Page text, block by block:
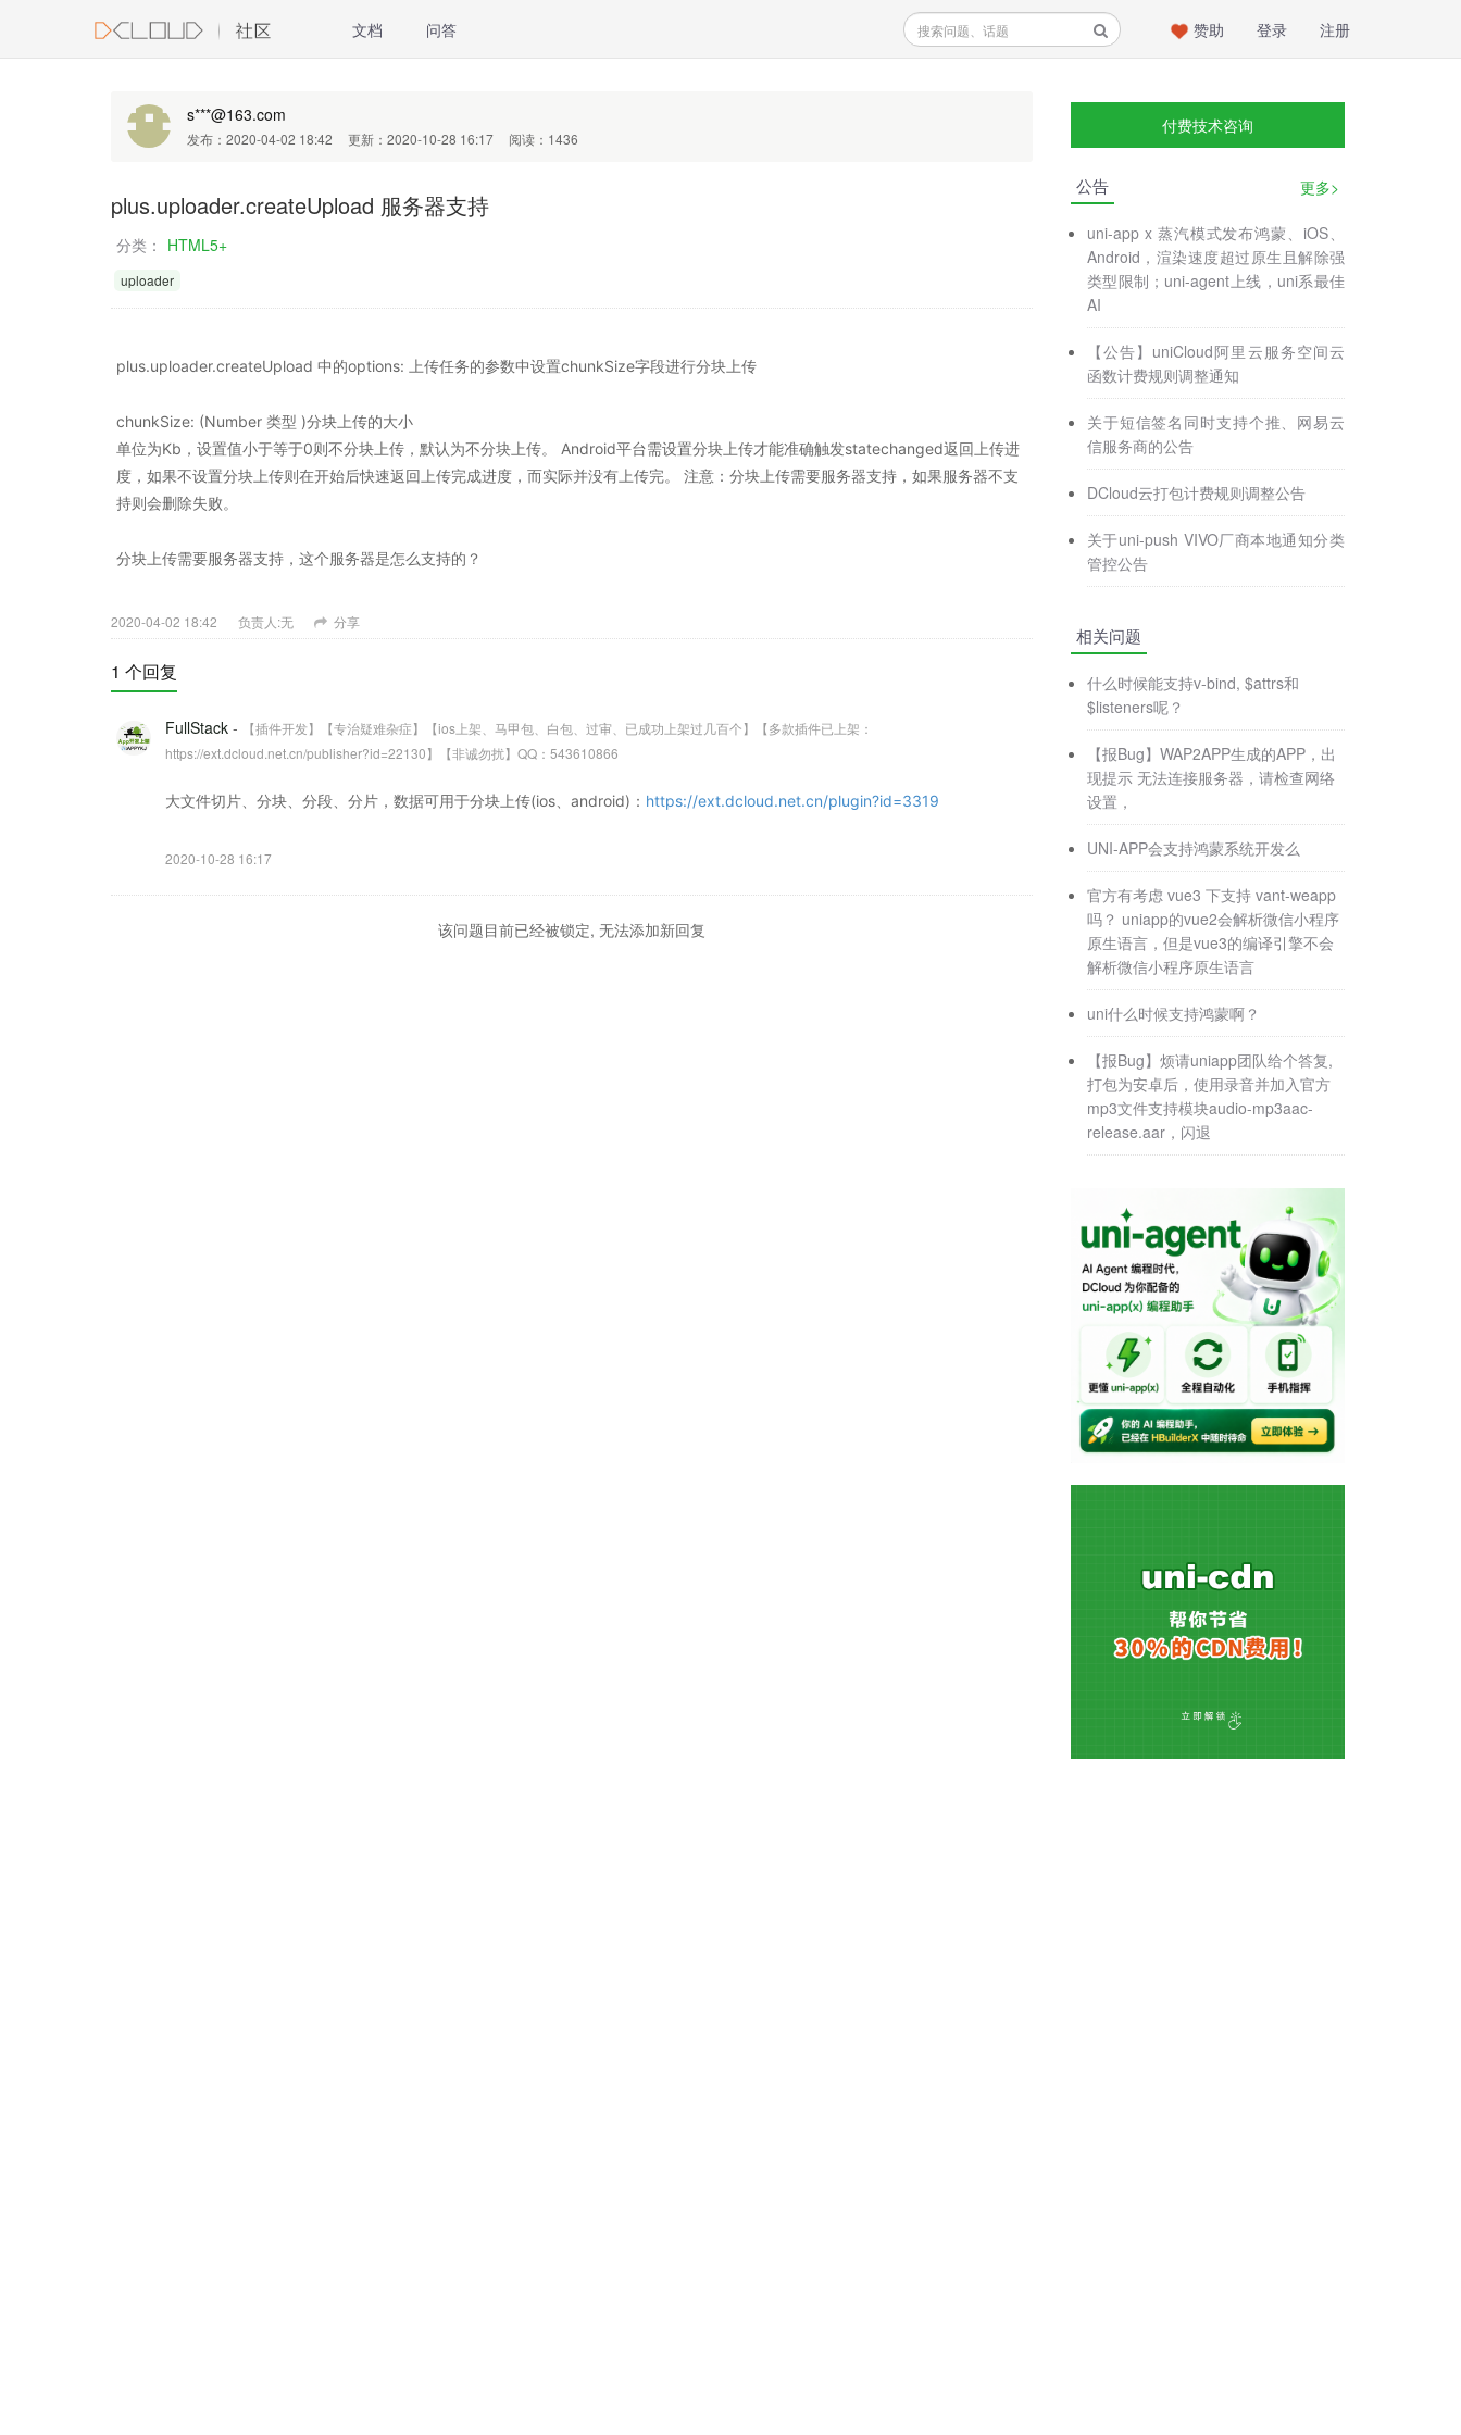
文档 问答 注册
登录
赞助
s***@163.com
发布：2020-04-02 18:42 更新：2020-10-28 16:17 阅读：1436
plus.uploader.createUpload 服务器支持
分类： HTML5+
uploader
plus.uploader.createUpload 中的options: 上传任务的参数中设置chunkSize字段进行分块上传
chunkSize: (Number 类型 )分块上传的大小
单位为Kb，设置值小于等于0则不分块上传，默认为不分块上传。 Android平台需设置分块上传才能准确触发statechanged返回上传进
度，如果不设置分块上传则在开始后快速返回上传完成进度，而实际并没有上传完。 注意：分块上传需要服务器支持，如果服务器不支
持则会删除失败。
分块上传需要服务器支持，这个服务器是怎么支持的？
2020-04-02 18:42 负责人:无 分享
1 个回复
FullStack -
【插件开发】【专治疑难杂症】【ios上架、马甲包、白包、过审、已成功上架过几百个】【多款插件已上架：
https://ext.dcloud.net.cn/publisher?id=22130】【非诚勿扰】QQ：543610866
大文件切片、分块、分段、分片，数据可用于分块上传(ios、android)： https://ext.dcloud.net.cn/plugin?id=3319
2020-10-28 16:17
该问题目前已经被锁定, 无法添加新回复
付费技术咨询
公告 更多>
uni-app x 蒸汽模式发布鸿蒙、iOS、
Android，渲染速度超过原生且解除强
类型限制；uni-agent上线，uni系最佳
AI
【公告】uniCloud阿里云服务空间云
函数计费规则调整通知
关于短信签名同时支持个推、网易云
信服务商的公告
DCloud云打包计费规则调整公告
关于uni-push VIVO厂商本地通知分类
管控公告
相关问题
什么时候能支持v-bind, $attrs和
$listeners呢？
【报Bug】WAP2APP生成的APP，出
现提示 无法连接服务器，请检查网络
设置，
UNI-APP会支持鸿蒙系统开发么
官方有考虑 vue3 下支持 vant-weapp
吗？ uniapp的vue2会解析微信小程序
原生语言，但是vue3的编译引擎不会
解析微信小程序原生语言
uni什么时候支持鸿蒙啊？
【报Bug】烦请uniapp团队给个答复,
打包为安卓后，使用录音并加入官方
mp3文件支持模块audio-mp3aac-
release.aar，闪退